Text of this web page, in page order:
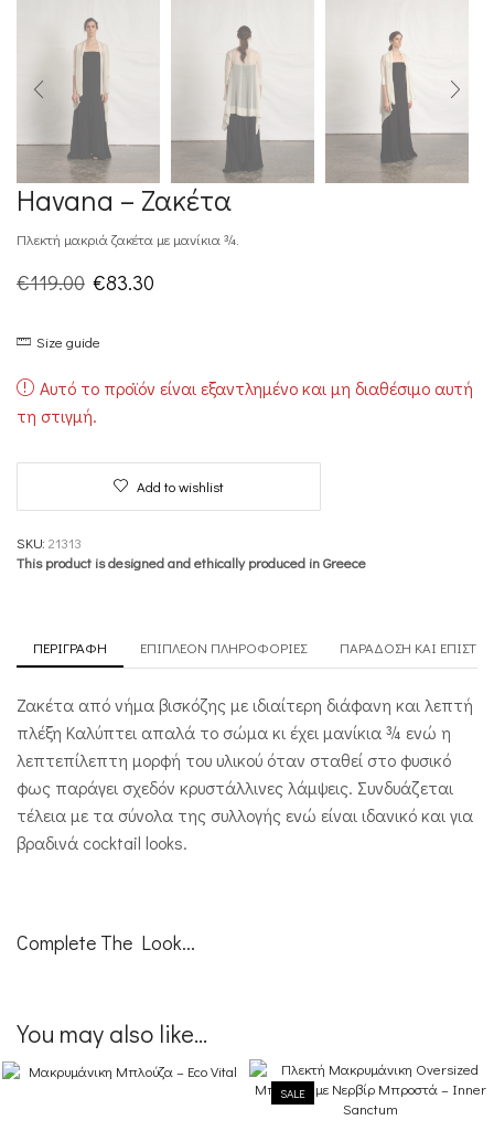
Havana – Ζακέτα
Πλεκτή μακριά ζακέτα με μανίκια ¾.
€119.00 Original
was:
€119.00.
€83.30
είναι:
Size guide
Αυτό το προϊόν είναι εξαντλημένο και μη διαθέσιμο αυτή
τη στιγμή.
Add to wishlist
SKU: 21313
This product is designed and ethically produced in Greece
ΠΕΡΙΓΡΑΦΉ ΕΠΙΠΛΈΟΝ ΠΛΗΡΟΦΟΡΊΕΣ ΠΑΡΆΔΟΣΗ ΚΑΙ
Ζακέτα από νήμα βισκόζης με ιδιαίτερη διάφανη και λεπτή
πλέξη Καλύπτει απαλά το σώμα κι έχει μανίκια ¾ ενώ η
λεπτεπίλεπτη μορφή του υλικού όταν σταθεί στο φυσικό
φως παράγει σχεδόν κρυστάλλινες λάμψεις. Συνδυάζεται
τέλεια με τα σύνολα της συλλογής ενώ είναι ιδανικό και για
βραδινά cocktail looks.
Complete The Look...
You may also like...
SALE